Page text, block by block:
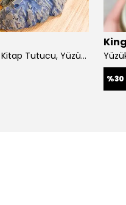
Argonath Heykelleri Kitap Tutucu, Yüzüklerin Efendisi Figür, Argonath Bookend, 2 Parça (Sağ, Sol)
%30